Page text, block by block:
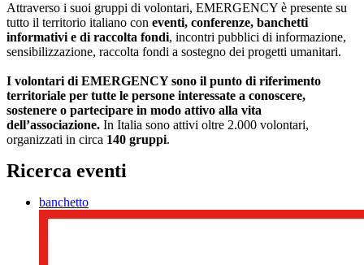
Attraverso i suoi gruppi di volontari, EMERGENCY è presente su
tutto il territorio italiano con eventi, conferenze, banchetti
informativi e di raccolta fondi, incontri pubblici di informazione,
sensibilizzazione, raccolta fondi a sostegno dei progetti umanitari.
I volontari di EMERGENCY sono il punto di riferimento
territoriale per tutte le persone interessate a conoscere,
sostenere o partecipare in modo attivo alla vita
dell’associazione. In Italia sono attivi oltre 2.000 volontari,
organizzati in circa 140 gruppi.
Ricerca eventi
banchetto